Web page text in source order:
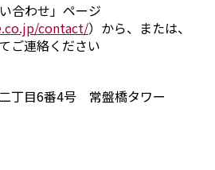
合わせ」ページ
contact/）から、または、
ご連絡ください
丁目6番4号 常盤橋タワー